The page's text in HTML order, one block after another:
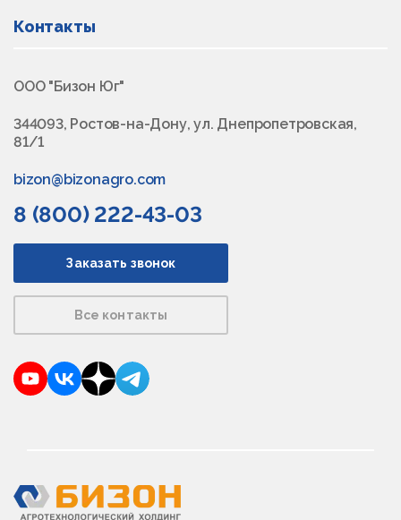
Контакты
ООО "Бизон Юг"
344093, Ростов-на-Дону, ул. Днепропетровская,
81/1
bizon@bizonagro.com
8 (800) 222-43-03
Заказать звонок
Все контакты
YouTubeVKontakte
DzenTelegram